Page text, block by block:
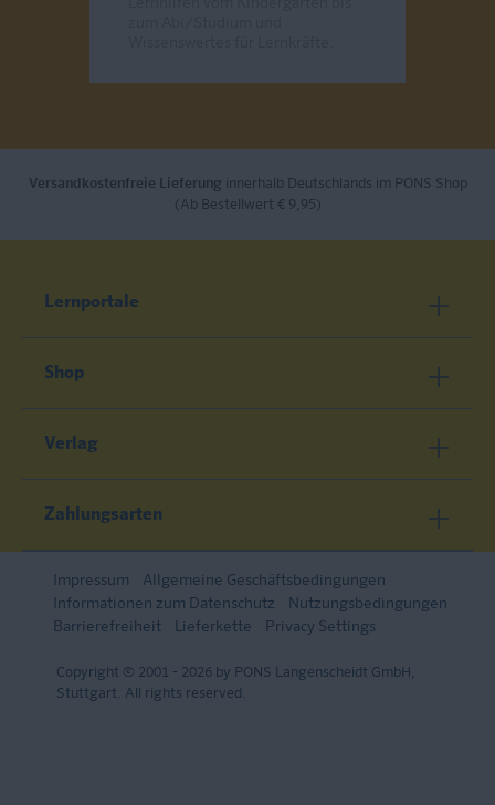
Versandkostenfreie Lieferung innerhalb Deutschlands im PONS Shop
(Ab Bestellwert € 9,95)
Lernportale
Shop
Verlag
Zahlungsarten
Impressum
Allgemeine Geschäftsbedingungen
Informationen zum Datenschutz
Nutzungsbedingungen
Barrierefreiheit
Lieferkette Privacy Settings
Copyright © 2001 - 2026 by PONS Langenscheidt GmbH,
Stuttgart. All rights reserved.